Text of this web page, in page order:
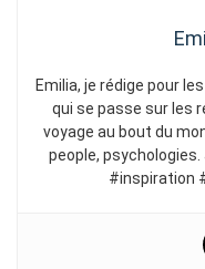
Emilia, je rédige pour
qui se passe sur les
voyage au bout du
people,
#inspiration